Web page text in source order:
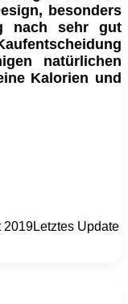
besonders
nach sehr gut
natürlichen
Kalorien und
2019Letztes Update